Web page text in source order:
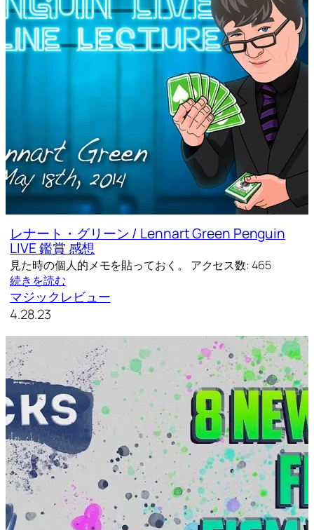
レナート・グリーン / Lennart Green Penguin
LIVE 鑑賞 感想
見た時の個人的メモを貼っておく。 アクセス数: 465
続きを読む
マジックレビュー
4.28.23